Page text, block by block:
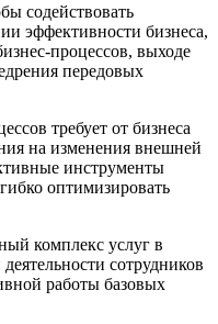
содействовать
эффективности бизнеса,
процессов, выходе
передовых
требует от бизнеса
на изменения внешней
инструменты
оптимизировать
комплекс услуг в
сотрудников
работы базовых